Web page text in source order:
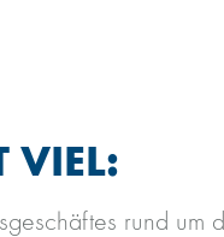
VIEL:
rund um